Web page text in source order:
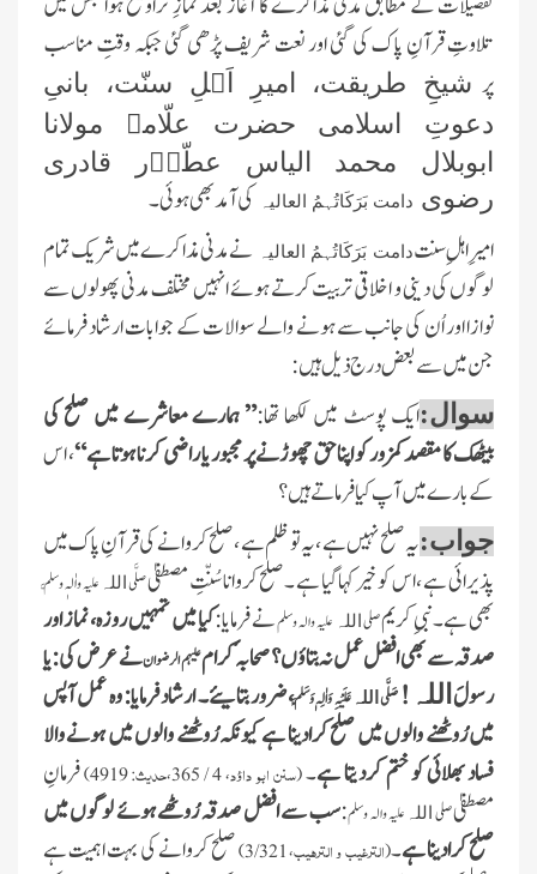
تلاوتِ قرآنِ پاک کی گئی اور نعت شریف پڑھی گئی جبکہ وقتِ مناسب
پر شیخِ طریقت، امیرِ اَہلِ سنّت، بانیِ
دعوتِ اسلامی حضرت علّامہ مولانا
ابوبلال محمد الیاس عطّاؔر قادری
رضوی دامت بَرَکَاتُہمُ العالیہ
کی آمد بھی ہوئی۔
امیرِ اہلِ سنتدامت بَرَکَاتُہمُ العالیہ نے مدنی مذاکرے میں شریک تمام
لوگوں کی دینی و اخلاقی تربیت کرتے ہوئے انہیں مختلف مدنی پھولوں سے
نوازا اور اُن کی جانب سے ہونے والے سوالات کے جوابات ارشاد فرمائے
جن میں سے بعض درج ذیل ہیں:
سوال:ایک پوسٹ میں لکھا تھا:” ہمارے معاشرے میں صلح کی
بیٹھک کا مقصد کمزور کو اپنا حق چھوڑنے پر مجبور یا راضی کرنا ہوتا ہے“، اس
کے بارے میں آپ کیا فرماتے ہیں ؟
جواب:یہ صلح نہیں ہے ،یہ تو ظلم ہے ،صلح کروانے کی قرآنِ پاک میں
پذیرائی ہے ،اس کو خیرکہاگیا ہے ۔صلح کروانا سُنّتِ مصطفیٰصلَّی اللہ علیہ واٰلہٖ وسلَّم
بھی ہے۔نبیِ کریمصلی اللہ علیہ والہ وسلمنے فرمایا:کیا میں تمہیں روزہ، نماز اور
صدقہ سے بھی افضل عمل نہ بتاؤں؟ صحابہ ٔکرامعلیہم الرضواننے عرض کی: یا
رسولَ اللہ ! صَلَّی اللہ عَلَیْہِ وَاٰلِہٖ وَسَلَّمَ، ضرور بتایئے۔ ارشاد فرمایا: وہ عمل آپس
میں رُوٹھنے والوں میں صلح کرادینا ہے کیونکہ رُوٹھنے والوں میں ہونے والا
فساد بھلائی کو ختم کردیتا ہے۔(سنن ابو داؤد، 4 / 365، حدیث: 4919)
فرمانِ
مصطفیٰصلی اللہ علیہ والہ وسلم:سب سے افضل صدقہ رُوٹھے ہوئے لوگوں میں
صلح کرادینا ہے۔(الترغیب و الترہیب، 3/321)
صلح کروانے کی بہت اہمیت ہے